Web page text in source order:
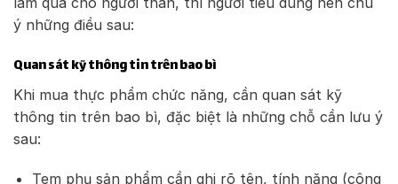
ý những điều sau:
Quan sát kỹ thông tin trên bao bì
Khi mua thực phẩm chức năng, cần quan sát kỹ
thông tin trên bao bì, đặc biệt là những chỗ cần lưu ý
sau:
Tem phụ sản phẩm cần ghi rõ tên, tính năng (công